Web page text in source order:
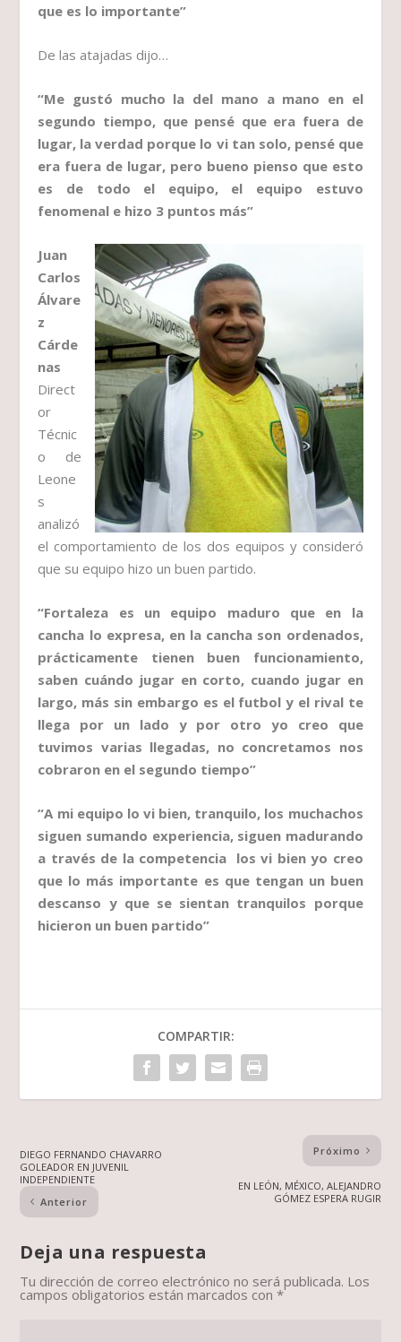
que es lo importante”
De las atajadas dijo…
“Me gustó mucho la del mano a mano en el
segundo tiempo, que pensé que era fuera de
lugar, la verdad porque lo vi tan solo, pensé que
era fuera de lugar, pero bueno pienso que esto
es de todo el equipo, el equipo estuvo
fenomenal e hizo 3 puntos más”
Juan
Carlos
Álvare
z
Cárde
nas
Direct
or
Técnic
o de
Leone
s
analizó
el comportamiento de los dos equipos y consideró
que su equipo hizo un buen partido.
“Fortaleza es un equipo maduro que en la
cancha lo expresa, en la cancha son ordenados,
prácticamente tienen buen funcionamiento,
saben cuándo jugar en corto, cuando jugar en
largo, más sin embargo es el futbol y el rival te
llega por un lado y por otro yo creo que
tuvimos varias llegadas, no concretamos nos
cobraron en el segundo tiempo”
“A mi equipo lo vi bien, tranquilo, los muchachos
siguen sumando experiencia, siguen madurando
a través de la competencia los vi bien yo creo
que lo más importante es que tengan un buen
descanso y que se sientan tranquilos porque
hicieron un buen partido”
COMPARTIR:
DIEGO FERNANDO CHAVARRO
GOLEADOR EN JUVENIL
INDEPENDIENTE
Anterior
Próximo
EN LEÓN, MÉXICO, ALEJANDRO
GÓMEZ ESPERA RUGIR
Deja una respuesta
Tu dirección de correo electrónico no será publicada. Los
campos obligatorios están marcados con*